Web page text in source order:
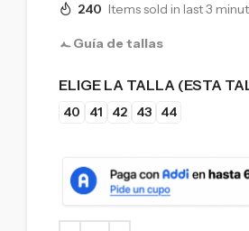
240 Items sold in last 3
Guía de tallas
ELIGE LA TALLA (ESTA
40 41 42 43 44